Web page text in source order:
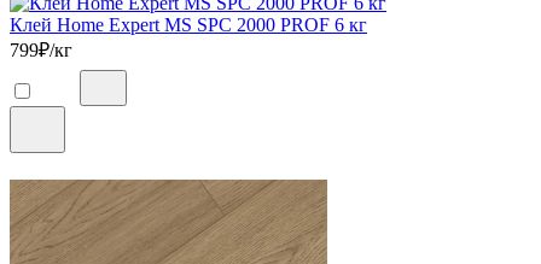
Клей Home Expert MS SPC 2000 PROF 6 кг
799₽/кг